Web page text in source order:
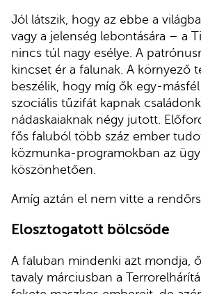
Jól látszik, hogy az ebbe a
vagy a jelenség lebontására – a
nincs túl nagy esélye. A
kincset ér a falunak. A környező
beszélik, hogy míg ők egy-
szociális tűzifát kapnak
nádaskaiaknak négy jutott.
fős faluból több száz ember
közmunka-programokban az
köszönhetően.
Amíg aztán el nem vitte a
Elosztogatott bölcsőde
A faluban mindenki azt mondja,
tavaly márciusban a